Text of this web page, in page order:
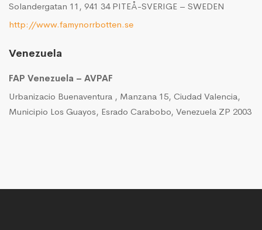
Solandergatan 11, 941 34 PITEÅ-SVERIGE – SWEDEN
http://www.famynorrbotten.se
Venezuela
FAP Venezuela – AVPAF
Urbanizacio Buenaventura , Manzana 15, Ciudad Valencia,
Municipio Los Guayos, Esrado Carabobo, Venezuela ZP 2003